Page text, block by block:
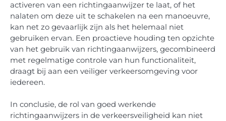
activeren van een richtingaanwijzer te laat, of het
nalaten om deze uit te schakelen na een manoeuvre,
kan net zo gevaarlijk zijn als het helemaal niet
gebruiken ervan. Een proactieve houding ten opzichte
van het gebruik van richtingaanwijzers, gecombineerd
met regelmatige controle van hun functionaliteit,
draagt bij aan een veiliger verkeersomgeving voor
iedereen.
In conclusie, de rol van goed werkende
richtingaanwijzers in de verkeersveiligheid kan niet